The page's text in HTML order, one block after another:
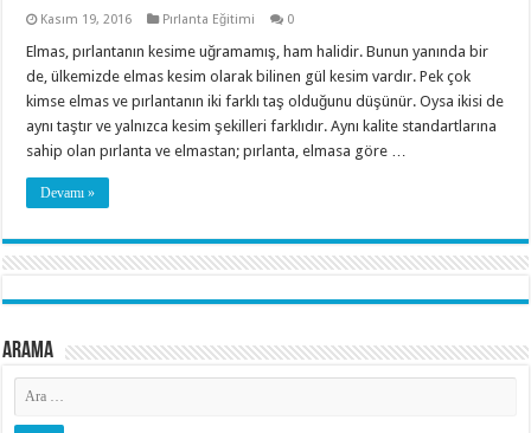
Kasım 19, 2016 Pırlanta Eğitimi 0
Elmas, pırlantanın kesime uğramamış, ham halidir. Bunun yanında bir
de, ülkemizde elmas kesim olarak bilinen gül kesim vardır. Pek çok
kimse elmas ve pırlantanın iki farklı taş olduğunu düşünür. Oysa ikisi de
aynı taştır ve yalnızca kesim şekilleri farklıdır. Aynı kalite standartlarına
sahip olan pırlanta ve elmastan; pırlanta, elmasa göre …
Devamı »
Arama